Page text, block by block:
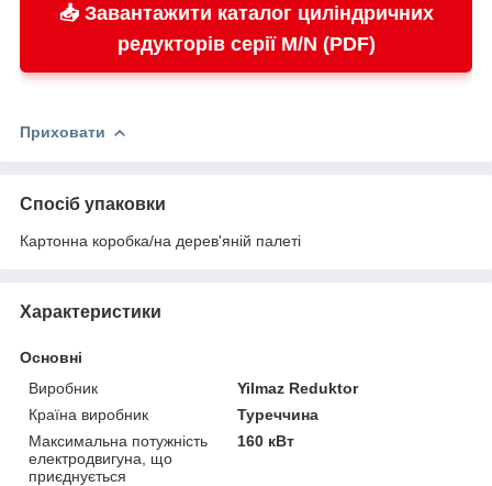
📥 Завантажити каталог циліндричних
редукторів серії M/N (PDF)
Приховати
Спосіб упаковки
Картонна коробка/на дерев'яній палеті
Характеристики
Основні
Виробник
Yilmaz Reduktor
Країна виробник
Туреччина
Максимальна потужність
електродвигуна, що
приєднується
160 кВт